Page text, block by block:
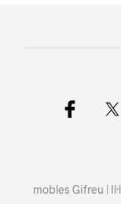
mobles Gifreu |